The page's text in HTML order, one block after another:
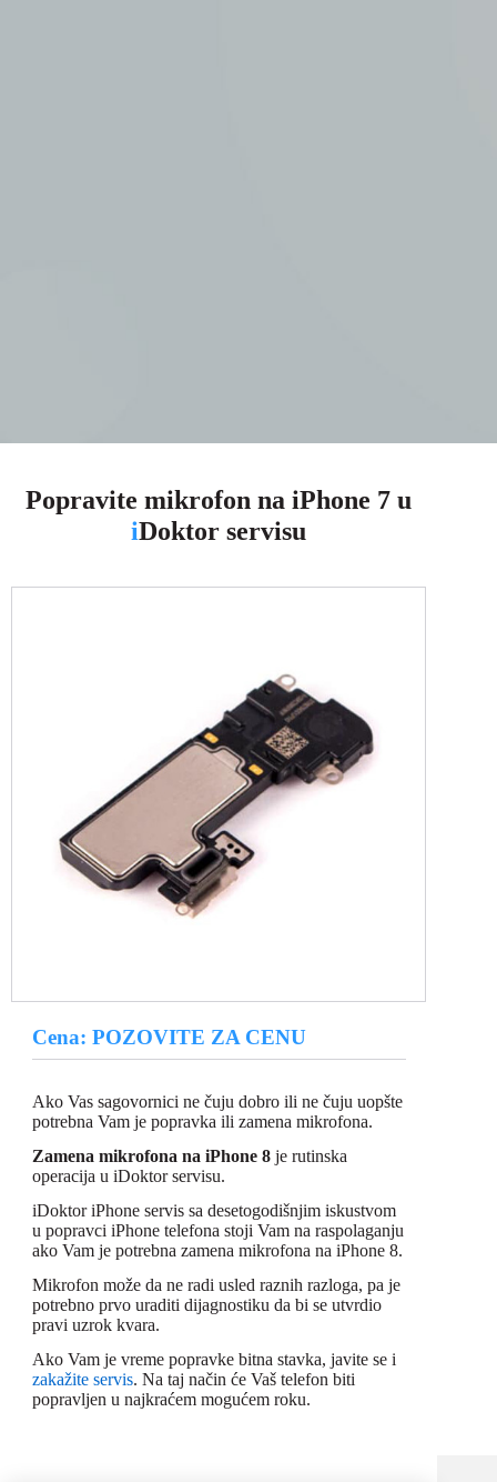
Popravite mikrofon na iPhone 7 u
iDoktor servisu
Cena: POZOVITE ZA CENU
Ako Vas sagovornici ne čuju dobro ili ne čuju uopšte
potrebna Vam je popravka ili zamena mikrofona.
Zamena mikrofona na iPhone 8je rutinska
operacija u iDoktor servisu.
iDoktor iPhone servis sa desetogodišnjim iskustvom
u popravci iPhone telefona stoji Vam na raspolaganju
ako Vam je potrebna zamena mikrofona na iPhone 8.
Mikrofon može da ne radi usled raznih razloga, pa je
potrebno prvo uraditi dijagnostiku da bi se utvrdio
pravi uzrok kvara.
Ako Vam je vreme popravke bitna stavka, javite se i
zakažite servis. Na taj način će Vaš telefon biti
popravljen u najkraćem mogućem roku.